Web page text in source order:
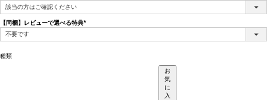
【同梱】レビューで選べる特典
種類
お
気
に
入